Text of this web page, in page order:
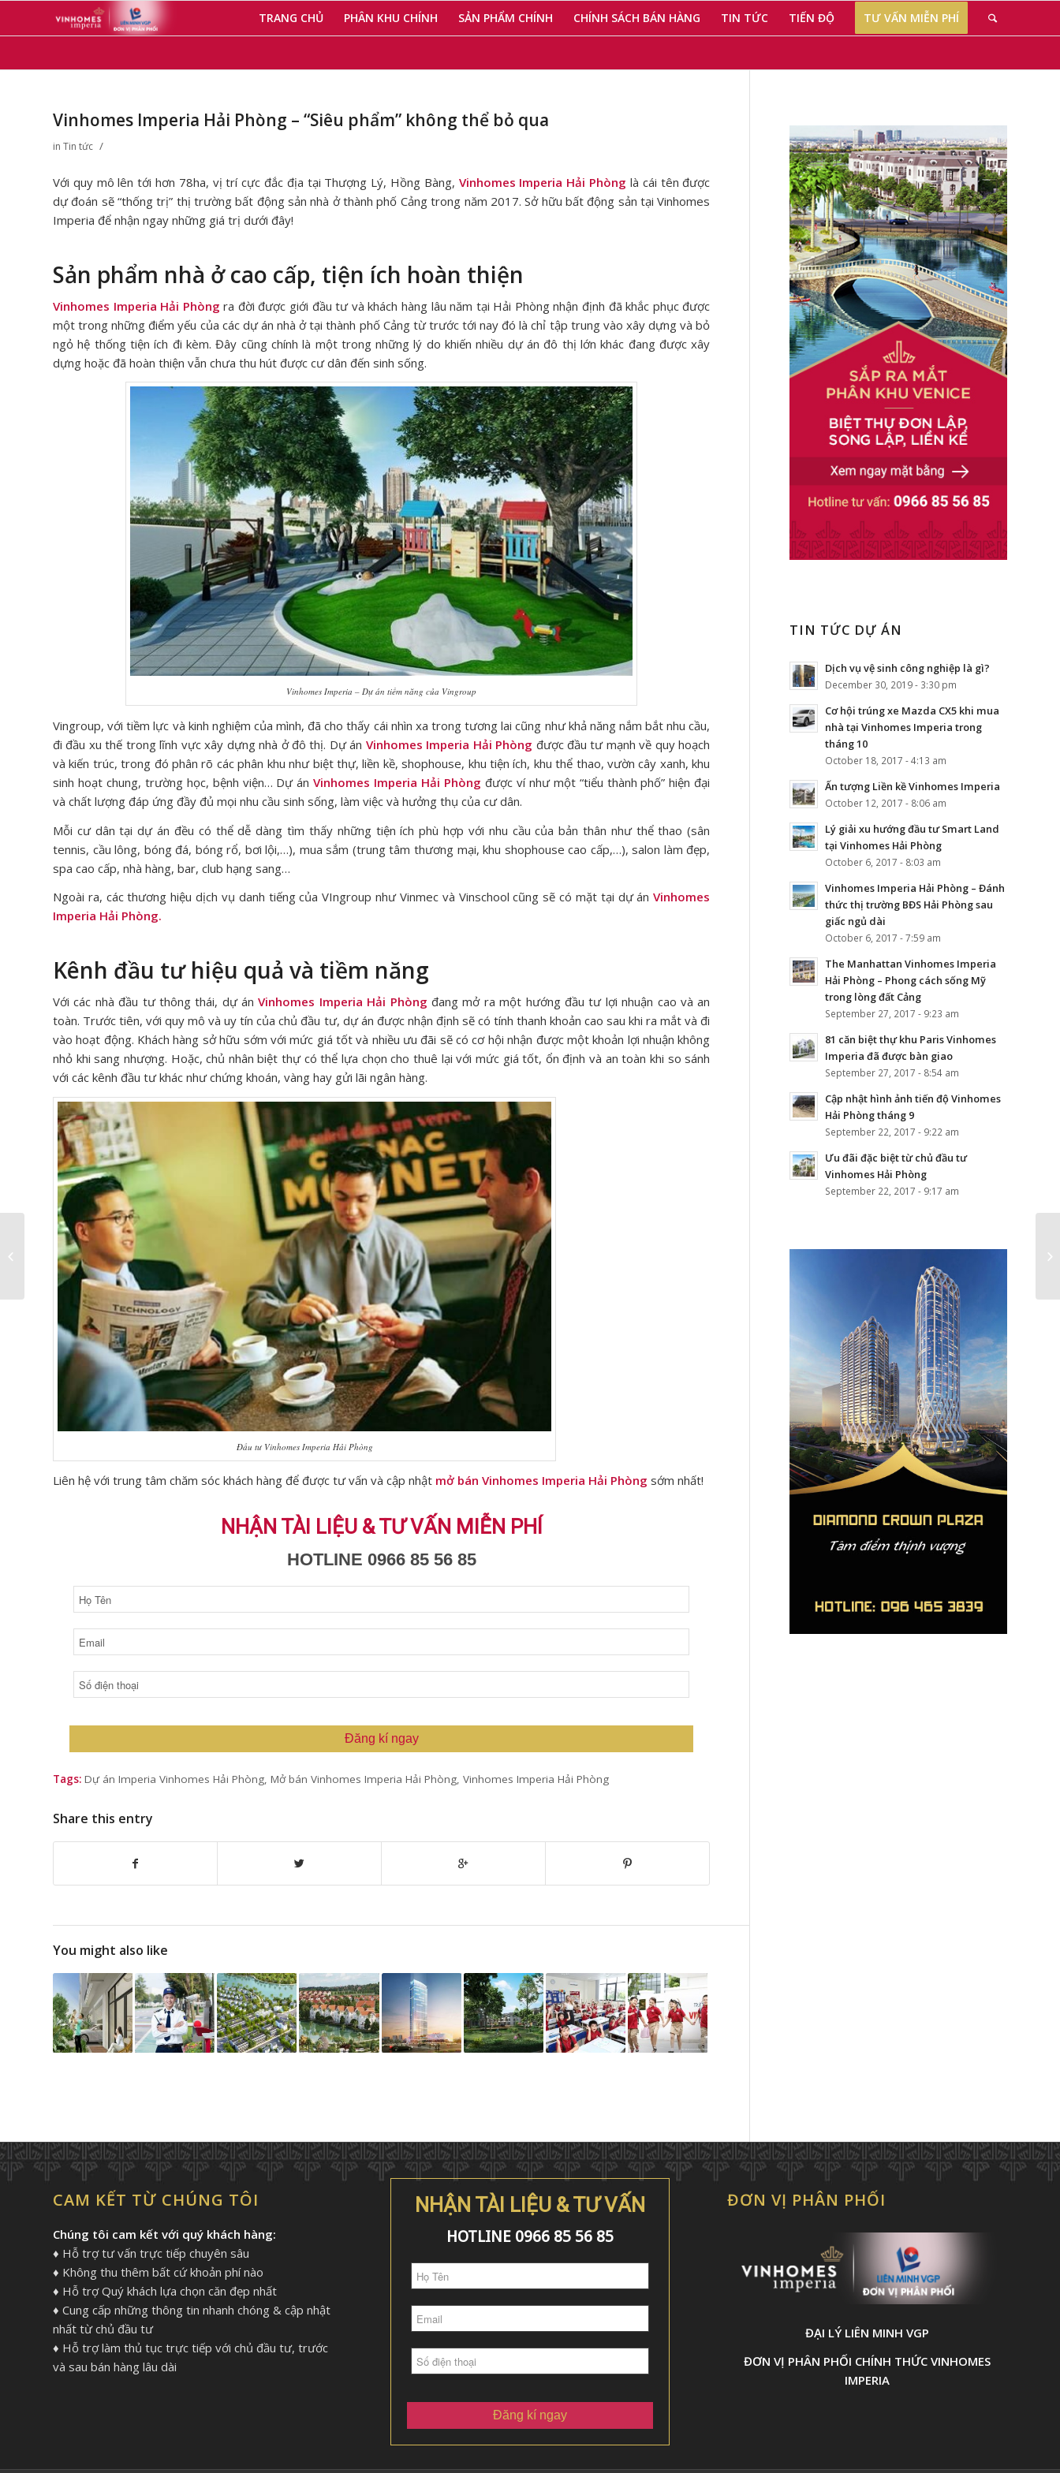
TRANG CHỦ PHÂN KHU CHÍNH SẢN PHẨM CHÍNH CHÍNH SÁCH BÁN HÀNG TIN TỨC TIẾN ĐỘ TƯ VẤN MIỄN PHÍ
Vinhomes Imperia Hải Phòng – “Siêu phẩm” không thể bỏ qua
in Tin tức /
Với quy mô lên tới hơn 78ha, vị trí cực đắc địa tại Thượng Lý, Hồng Bàng, Vinhomes Imperia Hải Phòng là cái tên được
dự đoán sẽ “thống trị” thị trường bất động sản nhà ở thành phố Cảng trong năm 2017. Sở hữu bất động sản tại Vinhomes
Imperia để nhận ngay những giá trị dưới đây!
Sản phẩm nhà ở cao cấp, tiện ích hoàn thiện
Vinhomes Imperia Hải Phòng ra đời được giới đầu tư và khách hàng lâu năm tại Hải Phòng nhận định đã khắc phục được
một trong những điểm yếu của các dự án nhà ở tại thành phố Cảng từ trước tới nay đó là chỉ tập trung vào xây dựng và bỏ
ngỏ hệ thống tiện ích đi kèm. Đây cũng chính là một trong những lý do khiến nhiều dự án đô thị lớn khác đang được xây
dựng hoặc đã hoàn thiện vẫn chưa thu hút được cư dân đến sinh sống.
Vinhomes Imperia – Dự án tiềm năng của Vingroup
Vingroup, với tiềm lực và kinh nghiệm của mình, đã cho thấy cái nhìn xa trong tương lai cũng như khả năng nắm bắt nhu cầu,
đi đầu xu thế trong lĩnh vực xây dựng nhà ở đô thị. Dự án Vinhomes Imperia Hải Phòng được đầu tư mạnh về quy hoạch
và kiến trúc, trong đó phân rõ các phân khu như biệt thự, liền kề, shophouse, khu tiện ích, khu thể thao, vườn cây xanh, khu
sinh hoạt chung, trường học, bệnh viện… Dự án Vinhomes Imperia Hải Phòng được ví như một “tiểu thành phố” hiện đại
và chất lượng đáp ứng đầy đủ mọi nhu cầu sinh sống, làm việc và hưởng thụ của cư dân.
Mỗi cư dân tại dự án đều có thể dễ dàng tìm thấy những tiện ích phù hợp với nhu cầu của bản thân như thể thao (sân
tennis, cầu lông, bóng đá, bóng rổ, bơi lội,…), mua sắm (trung tâm thương mại, khu shophouse cao cấp,…), salon làm đẹp,
spa cao cấp, nhà hàng, bar, club hạng sang…
Ngoài ra, các thương hiệu dịch vụ danh tiếng của VIngroup như Vinmec và Vinschool cũng sẽ có mặt tại dự ánVinhomes
Imperia Hải Phòng.
Kênh đầu tư hiệu quả và tiềm năng
Với các nhà đầu tư thông thái, dự án Vinhomes Imperia Hải Phòng đang mở ra một hướng đầu tư lợi nhuận cao và an
toàn. Trước tiên, với quy mô và uy tín của chủ đầu tư, dự án được nhận định sẽ có tính thanh khoản cao sau khi ra mắt và đi
vào hoạt động. Khách hàng sở hữu sớm với mức giá tốt và nhiều ưu đãi sẽ có cơ hội nhận được một khoản lợi nhuận không
nhỏ khi sang nhượng. Hoặc, chủ nhân biệt thự có thể lựa chọn cho thuê lại với mức giá tốt, ổn định và an toàn khi so sánh
với các kênh đầu tư khác như chứng khoán, vàng hay gửi lãi ngân hàng.
Đầu tư Vinhomes Imperia Hải Phòng
Liên hệ với trung tâm chăm sóc khách hàng để được tư vấn và cập nhật mở bán Vinhomes Imperia Hải Phòng sớm nhất!
NHẬN TÀI LIỆU & TƯ VẤN MIỄN PHÍ
HOTLINE 0966 85 56 85
Đăng kí ngay
Tags: Dự án Imperia Vinhomes Hải Phòng, Mở bán Vinhomes Imperia Hải Phòng, Vinhomes Imperia Hải Phòng
Share this entry
You might also like
TIN TỨC DỰ ÁN
Dịch vụ vệ sinh công nghiệp là gì?
December 30, 2019 - 3:30 pm
Cơ hội trúng xe Mazda CX5 khi mua
nhà tại Vinhomes Imperia trong
tháng 10
October 18, 2017 - 4:13 am
Ấn tượng Liền kề Vinhomes Imperia
October 12, 2017 - 8:06 am
Lý giải xu hướng đầu tư Smart Land
tại Vinhomes Hải Phòng
October 6, 2017 - 8:03 am
Vinhomes Imperia Hải Phòng – Đánh
thức thị trường BĐS Hải Phòng sau
giấc ngủ dài
October 6, 2017 - 7:59 am
The Manhattan Vinhomes Imperia
Hải Phòng – Phong cách sống Mỹ
trong lòng đất Cảng
September 27, 2017 - 9:23 am
81 căn biệt thự khu Paris Vinhomes
Imperia đã được bàn giao
September 27, 2017 - 8:54 am
Cập nhật hình ảnh tiến độ Vinhomes
Hải Phòng tháng 9
September 22, 2017 - 9:22 am
Ưu đãi đặc biệt từ chủ đầu tư
Vinhomes Hải Phòng
September 22, 2017 - 9:17 am
CAM KẾT TỪ CHÚNG TÔI
Chúng tôi cam kết với quý khách hàng:
♦ Hỗ trợ tư vấn trực tiếp chuyên sâu
♦ Không thu thêm bất cứ khoản phí nào
♦ Hỗ trợ Quý khách lựa chọn căn đẹp nhất
♦ Cung cấp những thông tin nhanh chóng & cập nhật
nhất từ chủ đầu tư
♦ Hỗ trợ làm thủ tục trực tiếp với chủ đầu tư, trước
và sau bán hàng lâu dài
NHẬN TÀI LIỆU & TƯ VẤN
HOTLINE 0966 85 56 85
Đăng kí ngay
ĐƠN VỊ PHÂN PHỐI
ĐẠI LÝ LIÊN MINH VGP
ĐƠN VỊ PHÂN PHỐI CHÍNH THỨC VINHOMES
IMPERIA
Vinhomes Imperia là
khu đô thị đáng sống
nhất tại Hải Phòng